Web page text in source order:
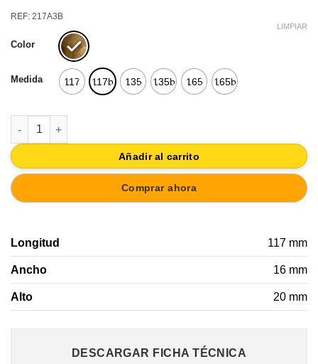
REF: 217A3B
Color
Medida 117 117b 135 135b 165 165b
LIMPIAR
TIRADOR PENDULO LATON VIEJO | HERRAJES MUEBLE
Añadir al carrito
Comprar ahora
Longitud 117 mm
Ancho 16 mm
Alto 20 mm
DESCARGAR FICHA TÉCNICA